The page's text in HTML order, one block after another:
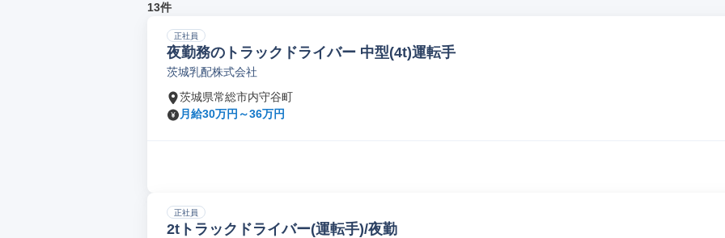
13件
正社員
夜勤務のトラックドライバー 中型(4t)運転手
茨城乳配株式会社
茨城県常総市内守谷町
月給30万円～36万円
正社員
2tトラックドライバー(運転手)/夜勤